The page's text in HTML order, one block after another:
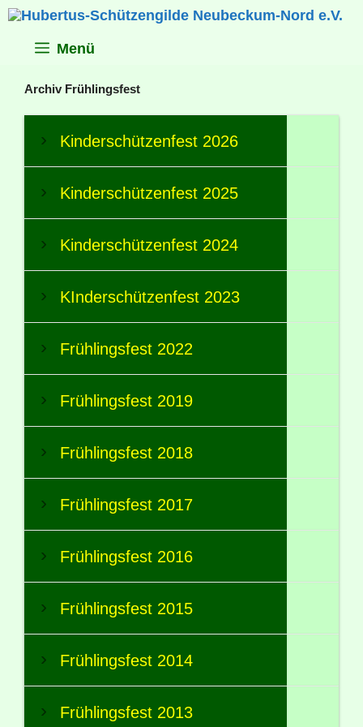
Zum
Inhalt
Menü
Archiv Frühlingsfest
Kinderschützenfest 2026
Kinderschützenfest 2025
Kinderschützenfest 2024
KInderschützenfest 2023
Frühlingsfest 2022
Frühlingsfest 2019
Frühlingsfest 2018
Frühlingsfest 2017
Frühlingsfest 2016
Frühlingsfest 2015
Frühlingsfest 2014
Frühlingsfest 2013